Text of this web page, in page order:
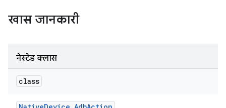
खास जानकारी
नेस्टेड क्लास
class